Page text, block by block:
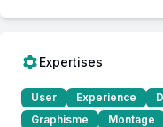
Expertises
User Experience
Graphisme
Montage